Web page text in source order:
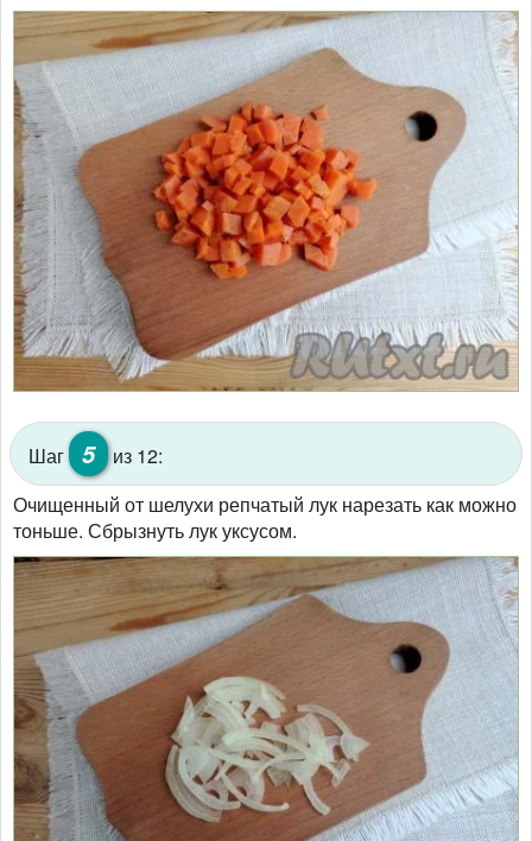
Шаг 5
из 12:
Очищенный от шелухи репчатый лук нарезать как можно
тоньше. Сбрызнуть лук уксусом.